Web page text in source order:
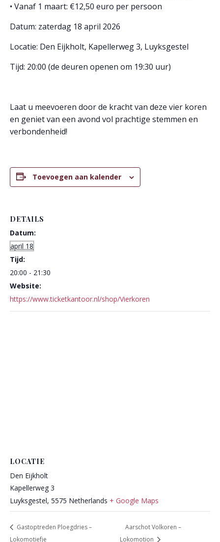
• Vanaf 1 maart: €12,50 euro per persoon
Datum: zaterdag 18 april 2026
Locatie: Den Eijkholt, Kapellerweg 3, Luyksgestel
Tijd: 20:00 (de deuren openen om 19:30 uur)
Laat u meevoeren door de kracht van deze vier koren
en geniet van een avond vol prachtige stemmen en
verbondenheid!
Toevoegen aan kalender
DETAILS
Datum:
april 18
Tijd:
20:00 - 21:30
Website:
https://www.ticketkantoor.nl/shop/Vierkoren
LOCATIE
Den Eijkholt
Kapellerweg 3
Luyksgestel, 5575 Netherlands + Google Maps
Gastoptreden Ploegdries –
Lokomotiefje
Aarschot Volkoren –
Lokomotion